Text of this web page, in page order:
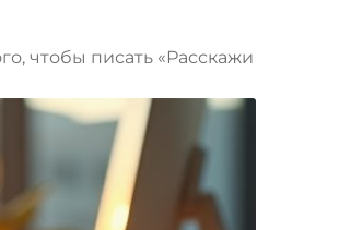
чтобы писать «Расскажи